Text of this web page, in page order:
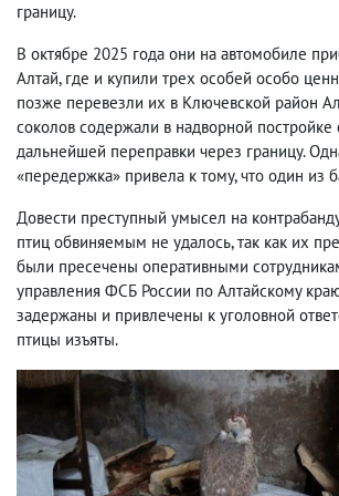
границу.
В октябре 2025 года они на автомобиле
Алтай, где и купили трех особей особо
позже перевезли их в Ключевской район
соколов содержали в надворной постройке
дальнейшей переправки через границу.
«передержка» привела к тому, что один из
Довести преступный умысел на
птиц обвиняемым не удалось, так как их
были пресечены оперативными
управления ФСБ России по Алтайскому
задержаны и привлечены к уголовной
птицы изъяты.